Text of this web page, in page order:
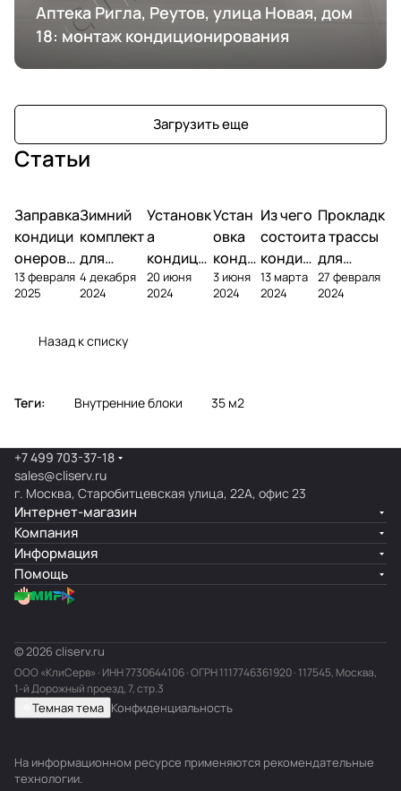
Аптека Ригла, Реутов, улица Новая, дом
18: монтаж кондиционирования
Загрузить еще
Статьи
Заправка
кондици
онеров
фреоном
13 февраля
2025
Зимний
комплект
для
кондици
онера
4 декабря
2024
Установк
а
кондици
онера на
фасаде
20 июня
2024
Устан
овка
конди
ционе
ра
3 июня
2024
Из чего
состоит
кондиц
ионер?
13 марта
2024
Прокладк
а трассы
для
кондицио
нера
27 февраля
2024
Назад к списку
Теги: Внутренние блоки 35 м2
+7 499 703-37-18
sales@cliserv.ru
г. Москва, Старобитцевская улица, 22А, офис 23
Интернет-магазин
Компания
Информация
Помощь
© 2026 cliserv.ru
ООО «КлиСерв» · ИНН7730644106· ОГРН 1117746361920 · 117545, Москва,
1-й Дорожный проезд, 7, стр.3
Темная тема Конфиденциальность
На информационном ресурсе применяются рекомендательные
технологии.